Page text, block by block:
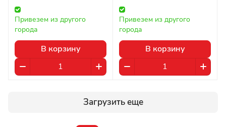
Казахстане
Привезем из другого
города
В корзину
Привезем из другого
города
В корзину
Загрузить еще